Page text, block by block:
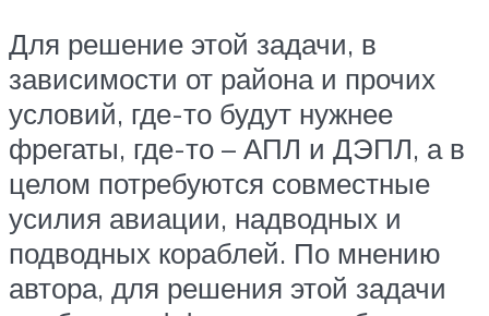
Для решение этой задачи, в
зависимости от района и прочих
условий, где-то будут нужнее
фрегаты, где-то – АПЛ и ДЭПЛ, а в
целом потребуются совместные
усилия авиации, надводных и
подводных кораблей. По мнению
автора, для решения этой задачи